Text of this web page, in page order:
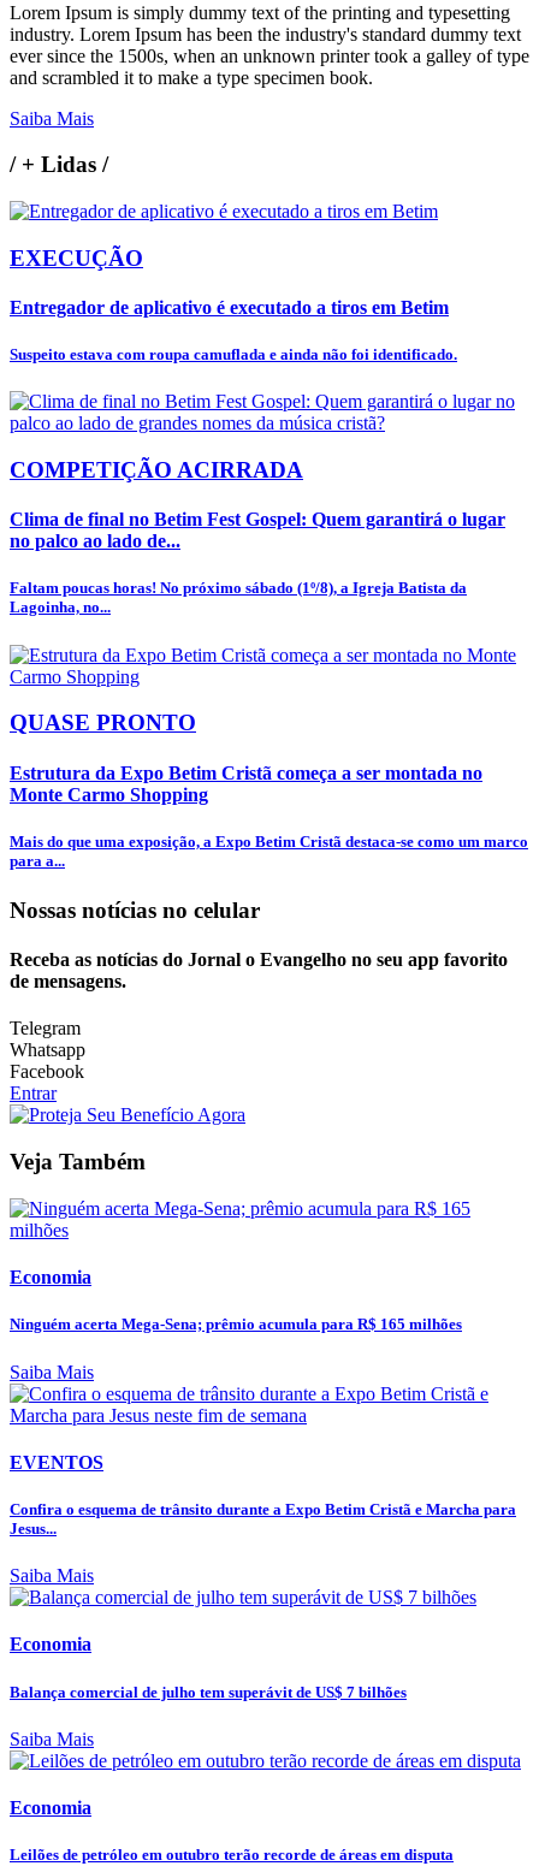
Lorem Ipsum is simply dummy text of the printing and typesetting
industry. Lorem Ipsum has been the industry's standard dummy text
ever since the 1500s, when an unknown printer took a galley of type
and scrambled it to make a type specimen book.
Saiba Mais
/+ Lidas /
EXECUÇÃO
Entregador de aplicativo é executado a tiros em Betim
Suspeito estava com roupa camuflada e ainda não foi identificado.
COMPETIÇÃO ACIRRADA
Clima de final no Betim Fest Gospel: Quem garantirá o lugar
no palco ao lado de...
Faltam poucas horas! No próximo sábado (1º/8), a Igreja Batista da
Lagoinha, no...
QUASE PRONTO
Estrutura da Expo Betim Cristã começa a ser montada no
Monte Carmo Shopping
Mais do que uma exposição, a Expo Betim Cristã destaca-se como um marco
para a...
Nossas notícias no celular
Receba as notícias do Jornal o Evangelho no seu app favorito
de mensagens.
Telegram
Whatsapp
Facebook
Entrar
Veja Também
Economia
Ninguém acerta Mega-Sena; prêmio acumula para R$ 165 milhões
Saiba Mais
EVENTOS
Confira o esquema de trânsito durante a Expo Betim Cristã e Marcha para
Jesus...
Saiba Mais
Economia
Balança comercial de julho tem superávit de US$ 7 bilhões
Saiba Mais
Economia
Leilões de petróleo em outubro terão recorde de áreas em disputa